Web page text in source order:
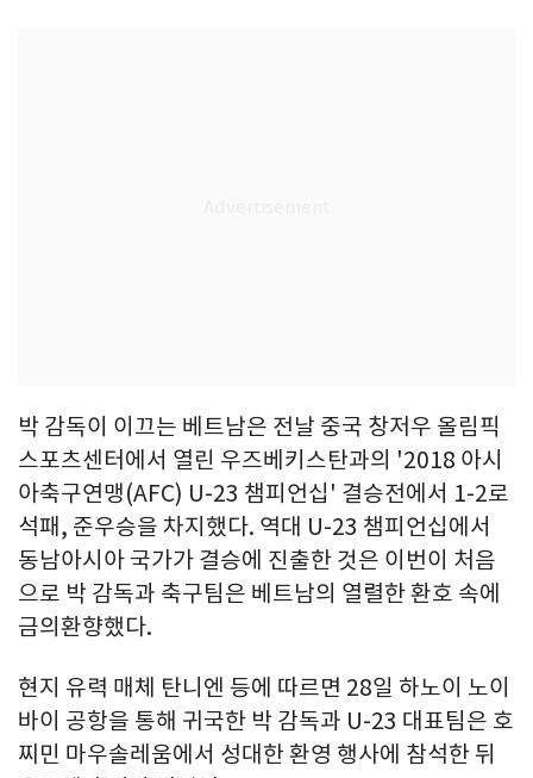
박 감독이 이끄는 베트남은 전날 중국 창저우 올림픽
스포츠센터에서 열린 우즈베키스탄과의 '2018 아시
아축구연맹(AFC) U-23 챔피언십' 결승전에서 1-2로
석패, 준우승을 차지했다. 역대 U-23 챔피언십에서
동남아시아 국가가 결승에 진출한 것은 이번이 처음
으로 박 감독과 축구팀은 베트남의 열렬한 환호 속에
금의환향했다.
현지 유력 매체 탄니엔 등에 따르면 28일 하노이 노이
바이 공항을 통해 귀국한 박 감독과 U-23 대표팀은 호
찌민 마우솔레움에서 성대한 환영 행사에 참석한 뒤